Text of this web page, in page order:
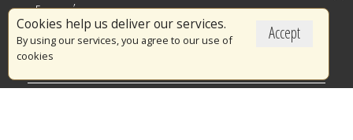
Accept
Cookies help us deliver our services.
By using our services, you agree to our use of
cookies
Επικαιρότητα
Το Πυροσβεστικό Σώμα